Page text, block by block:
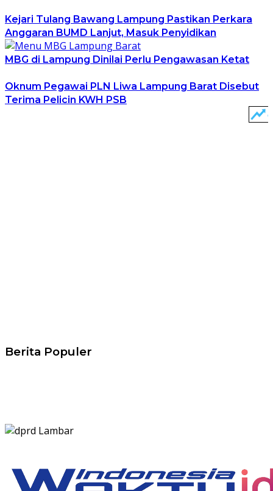
Kejari Tulang Bawang Lampung Pastikan Perkara
Anggaran BUMD Lanjut, Masuk Penyidikan
MBG di Lampung Dinilai Perlu Pengawasan Ketat
Oknum Pegawai PLN Liwa Lampung Barat Disebut
Terima Pelicin KWH PSB
Berita Populer